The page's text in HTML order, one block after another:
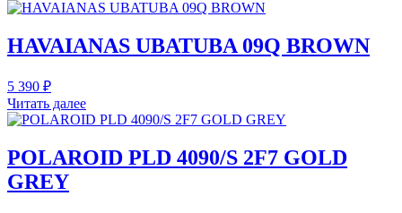
HAVAIANAS UBATUBA 09Q BROWN
5 390 ₽
Читать далее
POLAROID PLD 4090/S 2F7 GOLD
GREY